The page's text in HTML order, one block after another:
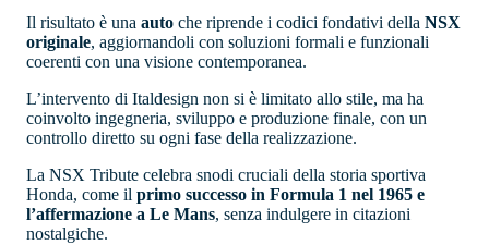
Il risultato è una auto che riprende i codici fondativi della NSX
originale, aggiornandoli con soluzioni formali e funzionali
coerenti con una visione contemporanea.
L’intervento di Italdesign non si è limitato allo stile, ma ha
coinvolto ingegneria, sviluppo e produzione finale, con un
controllo diretto su ogni fase della realizzazione.
La NSX Tribute celebra snodi cruciali della storia sportiva
Honda, come il primo successo in Formula 1 nel 1965 e
l’affermazione a Le Mans, senza indulgere in citazioni
nostalgiche.